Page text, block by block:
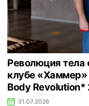
Революция тела
клубе «Хаммер»
Body Revolution*
31.07.2026